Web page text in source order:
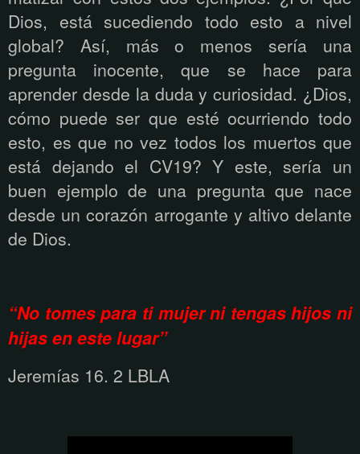
Dios, está sucediendo todo esto a nivel
global? Así, más o menos sería una
pregunta inocente, que se hace para
aprender desde la duda y curiosidad. ¿Dios,
cómo puede ser que esté ocurriendo todo
esto, es que no vez todos los muertos que
está dejando el CV19? Y este, sería un
buen ejemplo de una pregunta que nace
desde un corazón arrogante y altivo delante
de Dios.
“No tomes para ti mujer ni tengas hijos ni
hijas en este lugar”
Jeremías 16. 2 LBLA